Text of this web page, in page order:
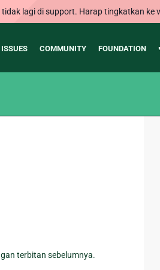
lagi di support. Harap tingkatkan ke
ISSUES COMMUNITY FOUNDATION
terbitan sebelumnya.